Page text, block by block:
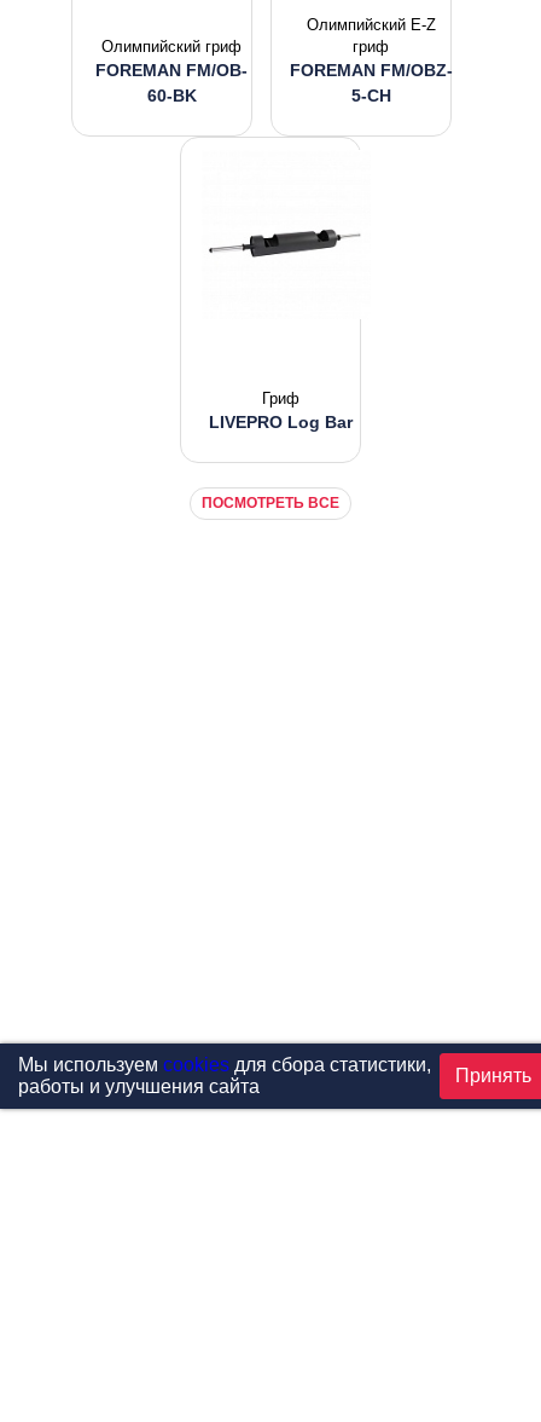
Олимпийский гриф
FOREMAN FM/OB-
60-BK
Олимпийский E-Z
гриф
FOREMAN FM/OBZ-
5-CH
Гриф
LIVEPRO Log Bar
ПОСМОТРЕТЬ ВСЕ
Мы используем cookiesдля сбора статистики,
работы и улучшения сайта
Принять